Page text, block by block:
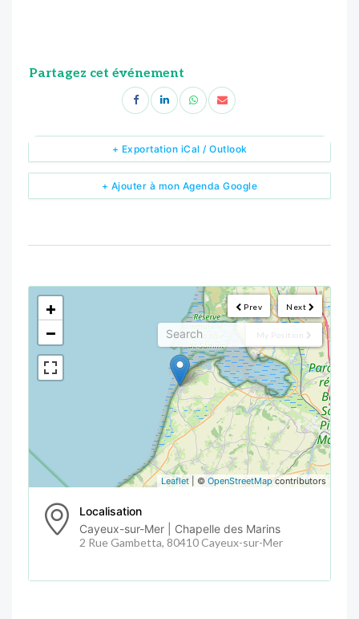
Partagez cet événement
+ Ajouter à mon Agenda Google
+ Exportation iCal / Outlook
Next
Prev
My Position
<!---->
+
−
Leaflet | © OpenStreetMapcontributors
Localisation
Cayeux-sur-Mer | Chapelle des Marins
2 Rue Gambetta, 80410 Cayeux-sur-Mer